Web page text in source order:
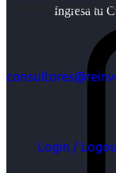
Ingresa tu
objetivos es para
Login /